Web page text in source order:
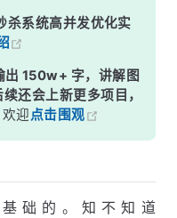
杀系统高并发优化实
出 150w+ 字，讲解图
还会上新更多项目，
欢迎点击围观
础的。知不知道